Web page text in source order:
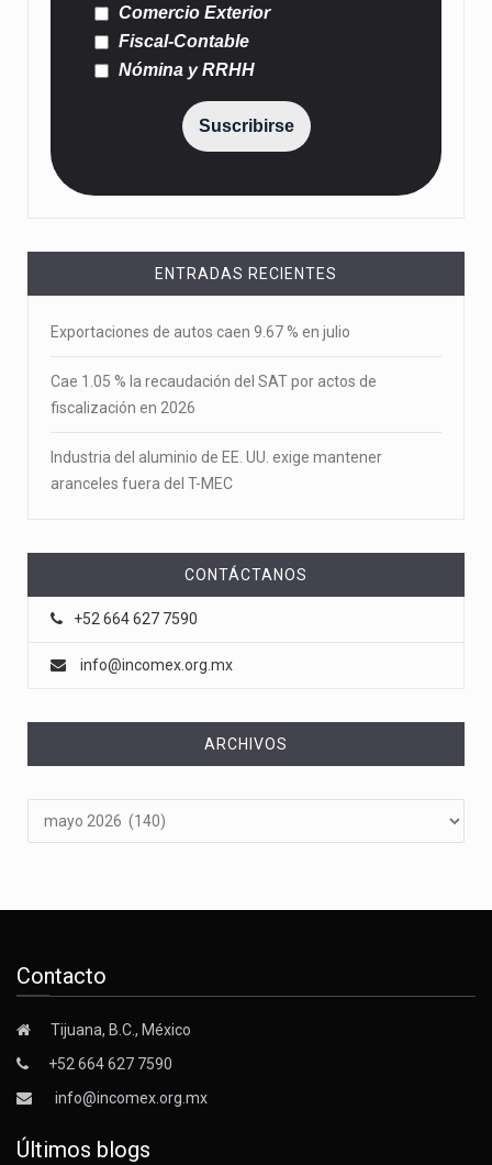
Comercio Exterior
Fiscal-Contable
Nómina y RRHH
Suscribirse
ENTRADAS RECIENTES
Exportaciones de autos caen 9.67 % en julio
Cae 1.05 % la recaudación del SAT por actos de
fiscalización en 2026
Industria del aluminio de EE. UU. exige mantener
aranceles fuera del T-MEC
CONTÁCTANOS
+52 664 627 7590
info@incomex.org.mx
ARCHIVOS
Contacto
Tijuana, B.C., México
+52 664 627 7590
info@incomex.org.mx
Últimos blogs